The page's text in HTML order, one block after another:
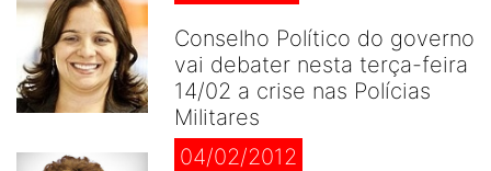
Conselho Político do governo
vai debater nesta terça-feira
14/02 a crise nas Polícias
Militares
04/02/2012